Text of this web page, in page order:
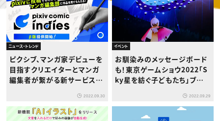
ゲーム・エンタメ
広告
出版
CREATIVE VILLAGEからのお知らせ
プロフェッショナル×つながる×メディア
ニュース・トレンド
ピクシブ、マンガ家デビューを
目指すクリエイターとマンガ
編集者が繋がる新サービスβ
2022.09.30
イベント
お馴染みのメッセージボード
も！東京ゲームショウ2022「S
ky星を紡ぐ子どもたち」ブー
2022.09.29